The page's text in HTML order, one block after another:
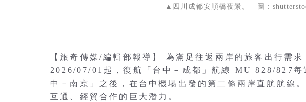
▲四川成都安順橋夜景。 圖：
【旅奇傳媒/編輯部報導】 為滿足往返兩岸的旅客出行需
2026/07/01起，復航「台中－成都」航線 MU 828/827每
中－南京」之後，在台中機場出發的第二條兩岸直航航線
互通、經貿合作的巨大潛力。